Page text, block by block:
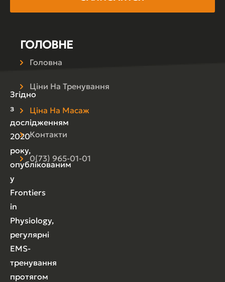
Згідно
з
дослідженням
2020
року,
опублікованим
у
Frontiers
in
Physiology,
регулярні
EMS-
тренування
протягом
ГОЛОВНЕ
Головна
Ціни На Тренування
Ціна На Масаж
Контакти
0(73) 965-01-01